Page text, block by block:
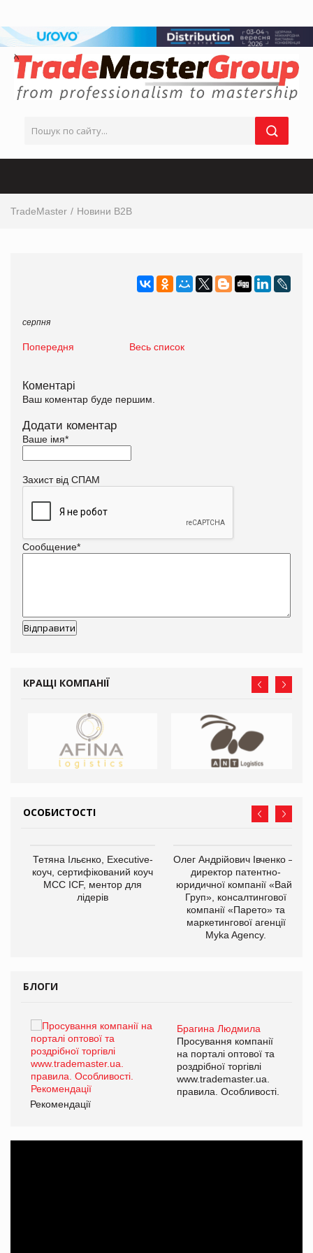
TradeMaster Новини B2B
серпня
Попередня Весь список
Коментарі
Ваш коментар буде першим.
Додати коментар
Ваше імя*
Захист від СПАМ
Сообщение*
КРАЩІ КОМПАНІЇ
ОСОБИСТОСТІ
Тетяна Ільєнко, Executive-
коуч, сертифікований коуч
МСС ICF, ментор для
лідерів
Олег Андрійович Івченко —
директор патентно-
юридичної компанії «Вайз
Груп», консалтингової
компанії «Парето» та
маркетингової агенції
Myka Agency.
БЛОГИ
Брагина Людмила
Просування компанії
на порталі оптової та
роздрібної торгівлі
www.trademaster.ua.
правила. Особливості.
Рекомендації